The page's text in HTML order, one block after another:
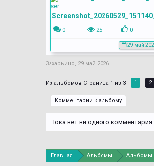
0 25 0
29 май
Захарьино, 29 май 2026
Страница 1 из 3 1 2
Комментарии к альбому
Пока нет ни одного комментария.
Главная Альбомы Альбомы